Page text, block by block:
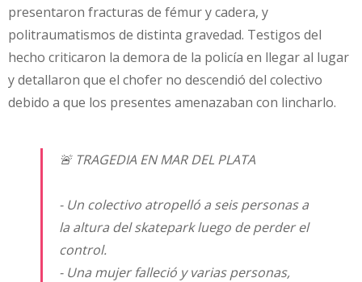
presentaron fracturas de fémur y cadera, y
politraumatismos de distinta gravedad. Testigos del
hecho criticaron la demora de la policía en llegar al lugar
y detallaron que el chofer no descendió del colectivo
debido a que los presentes amenazaban con lincharlo.
🚨 TRAGEDIA EN MAR DEL PLATA
- Un colectivo atropelló a seis personas a
la altura del skatepark luego de perder el
control.
- Una mujer falleció y varias personas,